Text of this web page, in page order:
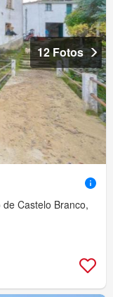
12 Fotos
Castelo Branco,